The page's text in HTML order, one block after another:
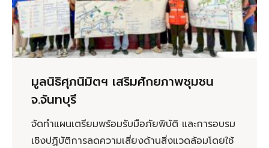
มูลนิธิศุภนิมิตฯ เสริมศักยภาพชุมชน
จ.จันทบุรี
จัดทำแผนเตรียมพร้อมรับมือภัยพิบัติ และการอบรม
เชิงปฏิบัติการลดความเสี่ยงด้านสิ่งแวดล้อมโดยใช้